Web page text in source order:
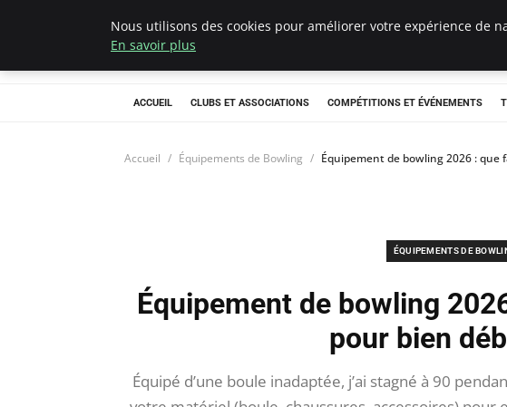
Bowling La Rosiere
ACCUEIL CLUBS ET ASSOCIATIONS COMPÉTITIONS ET ÉVÉNEMENTS
Accueil Équipements de Bowling Équipement de bowling 2026 :
ÉQUIPEMENTS DE
Équipement de bowling
pour bien
Équipé d’une boule inadaptée, j’ai stagné à 90
Nous utilisons des cookies pour améliorer votre expérience de
En savoir plus